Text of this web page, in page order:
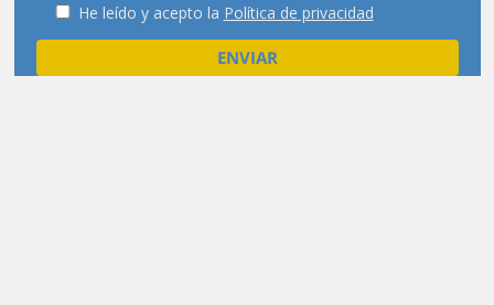
He leído y acepto la Política de privacidad